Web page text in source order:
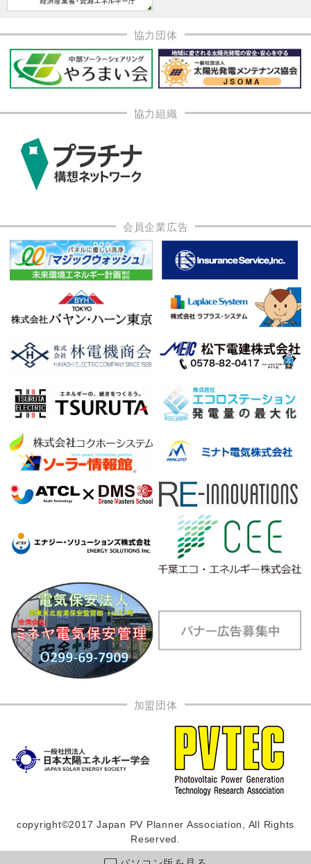
協力団体
協力組織
会員企業広告
加盟団体
copyright©2017 Japan PV Planner Association, All Rights
Reserved.